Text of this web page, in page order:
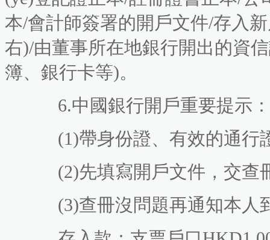
本/會計師簽署的開戶文件/存入
右)/由董事所在地銀行開出的資
簿、銀行卡等)。
6.中國銀行開戶重要提示：
(1)帶身份證、有效的通行
(2)先填寫開戶文件，交
(3)查冊沒問題再通知本人到港